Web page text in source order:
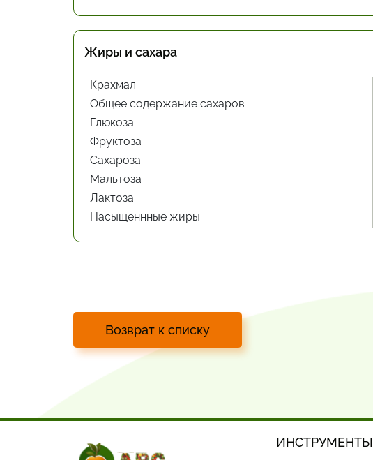
Жиры и сахара
Крахмал
Общее содержание сахаров
Глюкоза
Фруктоза
Сахароза
Мальтоза
Лактоза
Насыщеннные жиры
Возврат к списку
ИНСТРУМЕНТЫ